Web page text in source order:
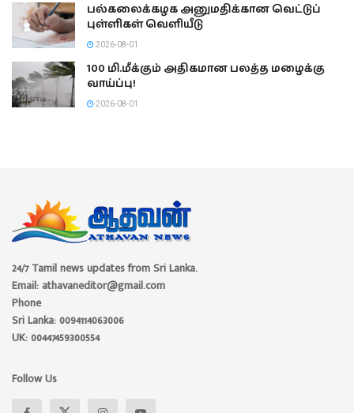
பல்கலைக்கழக அனுமதிக்கான வெட்டுப்
புள்ளிகள் வெளியீடு
2026-08-01
100 மி.மீக்கும் அதிகமான பலத்த மழைக்கு
வாய்ப்பு!
2026-08-01
24/7 Tamil news updates from Sri Lanka.
Email: athavaneditor@gmail.com
Phone
Sri Lanka: 0094114063006
UK: 00447459300554
Follow Us